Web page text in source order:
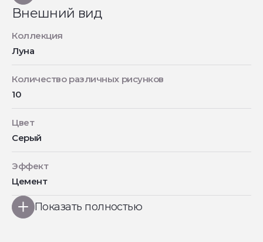
Внешний вид
Коллекция
Луна
Количество различных рисунков
10
Цвет
Серый
Эффект
Цемент
Показать полностью